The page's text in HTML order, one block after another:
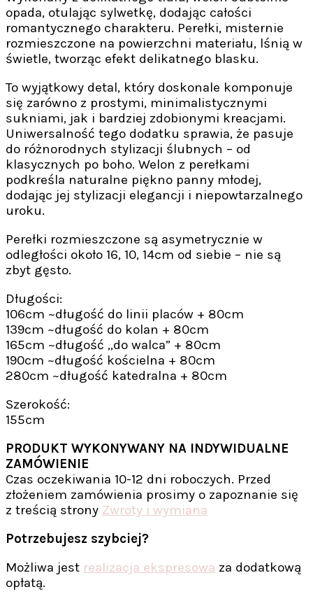
opada, otulając sylwetkę, dodając całości
romantycznego charakteru. Perełki, misternie
rozmieszczone na powierzchni materiału, lśnią w
świetle, tworząc efekt delikatnego blasku.
To wyjątkowy detal, który doskonale komponuje
się zarówno z prostymi, minimalistycznymi
sukniami, jak i bardziej zdobionymi kreacjami.
Uniwersalność tego dodatku sprawia, że pasuje
do różnorodnych stylizacji ślubnych – od
klasycznych po boho. Welon z perełkami
podkreśla naturalne piękno panny młodej,
dodając jej stylizacji elegancji i niepowtarzalnego
uroku.
Perełki rozmieszczone są asymetrycznie w
odległości około 16, 10, 14cm od siebie – nie są
zbyt gęsto.
Długości:
106cm ~długość do linii placów + 80cm
139cm ~długość do kolan + 80cm
165cm ~długość „do walca” + 80cm
190cm ~długość kościelna + 80cm
280cm ~długość katedralna + 80cm
Szerokość:
155cm
PRODUKT WYKONYWANY NA INDYWIDUALNE
ZAMÓWIENIE
Czas oczekiwania 10-12 dni roboczych. Przed
złożeniem zamówienia prosimy o zapoznanie się
z treścią strony Zwroty i wymiana
Potrzebujesz szybciej?
Możliwa jest realizacja ekspresowa za dodatkową
opłatą.